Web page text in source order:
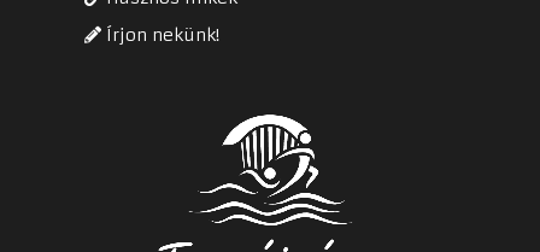
Írjon nekünk!